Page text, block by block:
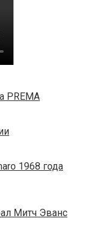
PREMA
1968 года
Митч Эванс